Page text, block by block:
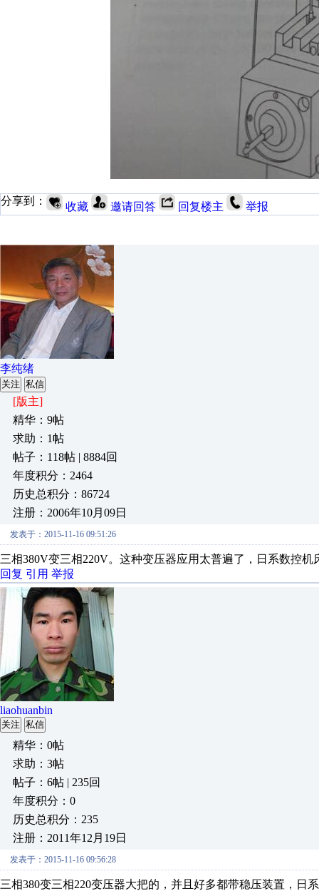
分享到： 收藏 邀请回答 回复楼主 举报
李纯绪
关注 私信
[版主]
精华：9帖
求助：1帖
帖子：118帖 | 8884回
年度积分：2464
历史总积分：86724
注册：2006年10月09日
发表于：2015-11-16 09:51:26
三相380V变三相220V。这种变压器应用太普遍了，日系数控机
回复 引用 举报
liaohuanbin
关注 私信
精华：0帖
求助：3帖
帖子：6帖 | 235回
年度积分：0
历史总积分：235
注册：2011年12月19日
发表于：2015-11-16 09:56:28
三相380变三相220变压器大把的，并且好多都带稳压装置，日